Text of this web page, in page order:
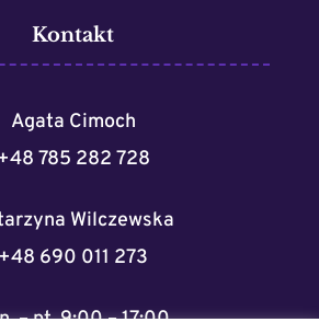
Kontakt
Agata Cimoch
785 282 728
Wilczewska
+48 690 011 273
– pt. 9:00 – 17:00